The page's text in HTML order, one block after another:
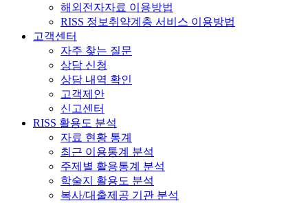
해외전자자료 이용방법
RISS 정보취약계층 서비스 이용방법
고객센터
자주 찾는 질문
상담 신청
상담 내역 확인
고객제안
신고센터
RISS 활용도 분석
자료 현황 통계
최근 이용통계 분석
주제별 활용통계 분석
학술지 활용도 분석
복사/대출제공 기관 분석